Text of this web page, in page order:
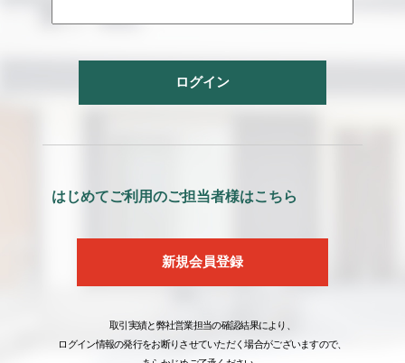
ログイン
はじめてご利用のご担当者様はこちら
新規会員登録
取引実績と弊社営業担当の確認結果により、
ログイン情報の発行をお断りさせていただく場合がございますので、